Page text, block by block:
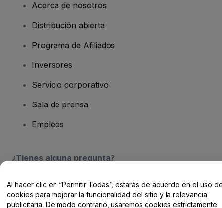
Acerca de nosotros
Distribución abierta
Programa de Afiliados
Inversores
Servicio corporativo
Sala de prensa
Empleos
¿Tienes alguna pregunta?
Centro de Ayuda / Contacto
Al hacer clic en “Permitir Todas”, estarás de acuerdo en el uso
cookies para mejorar la funcionalidad del sitio y la relevancia
publicitaria. De modo contrario, usaremos cookies estrictamente